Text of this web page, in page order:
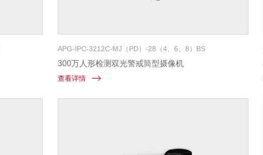
APG-IPC-3212C-MJ（PD）-28（4、6、8）BS
300万人形检测双光警戒筒型摄像机
查看详情